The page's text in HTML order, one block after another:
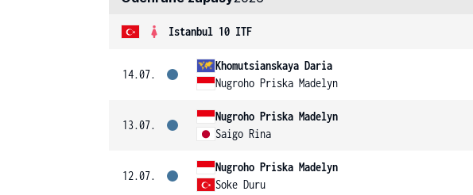
Istanbul 10 ITF
14.07.
Khomutsianskaya Daria
Nugroho Priska Madelyn
13.07.
Nugroho Priska Madelyn
Saigo Rina
12.07.
Nugroho Priska Madelyn
Soke Duru